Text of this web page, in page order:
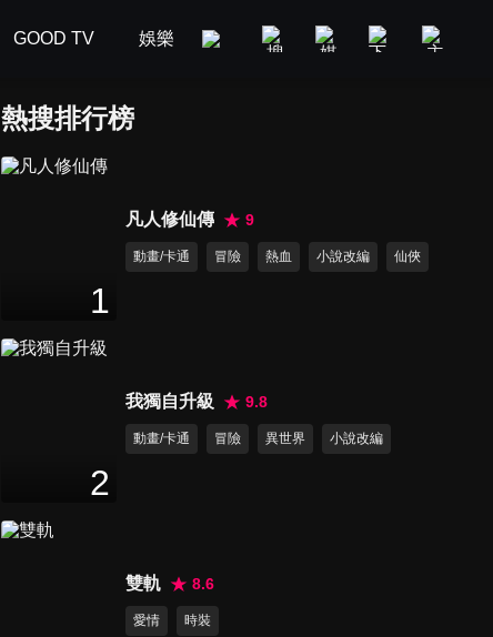
GOOD TV 娛樂 美食旅遊 新聞政論
熱搜排行榜
1
凡人修仙傳 9
動畫/卡通 冒險 熱血 小說改編 仙俠
2
我獨自升級 9.8
動畫/卡通 冒險 異世界 小說改編
雙軌 8.6
愛情 時裝